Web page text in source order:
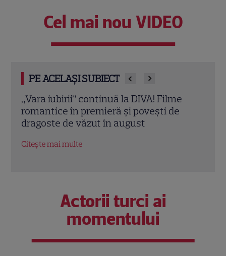
Cel mai nou VIDEO
PE ACELAȘI SUBIECT
Eva Pavel a început filmările pentru noul
sezon „Apel la consilier”. Ce pregătește
la Kanal D
Citește mai multe
Actorii turci ai
momentului